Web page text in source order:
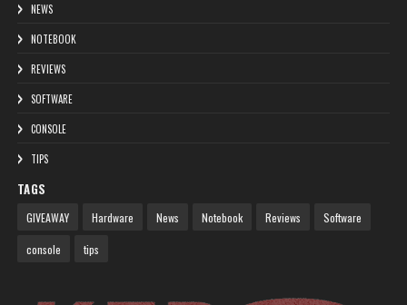
NEWS
NOTEBOOK
REVIEWS
SOFTWARE
CONSOLE
TIPS
TAGS
GIVEAWAY Hardware News Notebook Reviews Software
console tips